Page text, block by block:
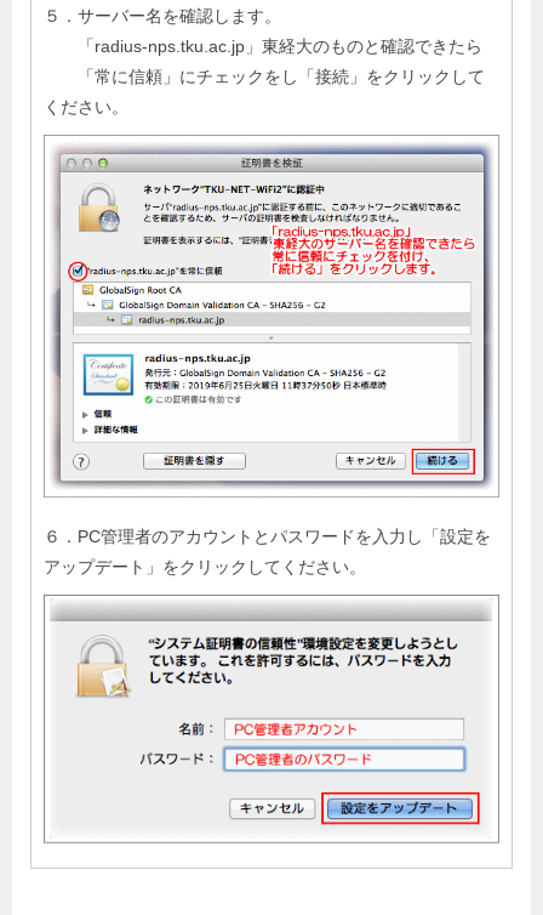
５．サーバー名を確認します。
「radius-nps.tku.ac.jp」東経大のものと確認できたら
「常に信頼」にチェックをし「接続」をクリックして
ください。
６．PC管理者のアカウントとパスワードを入力し「設定を
アップデート」をクリックしてください。